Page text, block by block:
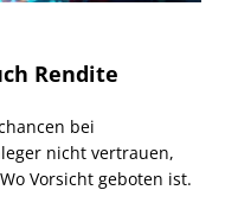
Rendite
bei
nicht vertrauen,
Vorsicht geboten ist.